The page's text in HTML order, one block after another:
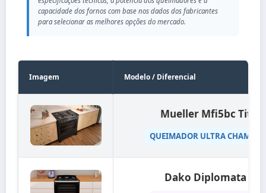
capacidade dos fornos com base nos dados dos fabricantes
para selecionar as melhores opções do mercado.
Imagem Modelo / Diferencial
Mueller Mfi5bc
QUEIMADOR ULTRA CHAMA
Dako Diplomata